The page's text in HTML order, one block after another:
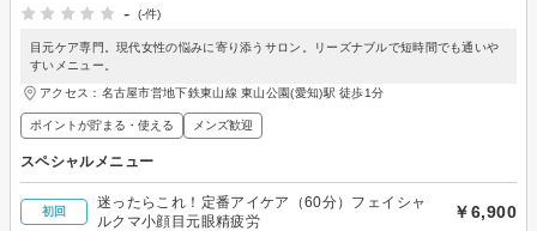
-
(-件)
目元ケア専門。現代女性の悩みに寄り添うサロン。リーズナブルで短時間でも通いや
すいメニュー。
アクセス：名古屋市営地下鉄東山線 東山公園(愛知)駅 徒歩1分
ポイントが貯まる・使える メンズ歓迎
スペシャルメニュー
初回
迷ったらこれ！定番アイケア（60分）フェイシャ
ルクマ小顔目元眼精疲労
￥6,900